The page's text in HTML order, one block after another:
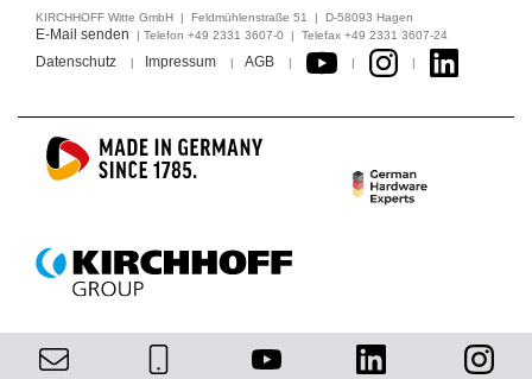
KIRCHHOFF Witte GmbH | Feldmühlenstraße 51 | D-58093 Hagen
E-Mail senden | Telefon +49 2331 3607-0 | Telefax +49 2331 3607-24
Datenschutz | Impressum | AGB | | |